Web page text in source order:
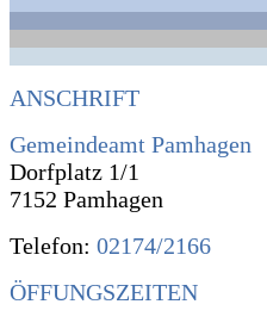
ANSCHRIFT
Gemeindeamt Pamhagen
Dorfplatz 1/1
7152 Pamhagen
Telefon: 02174/2166
ÖFFUNGSZEITEN